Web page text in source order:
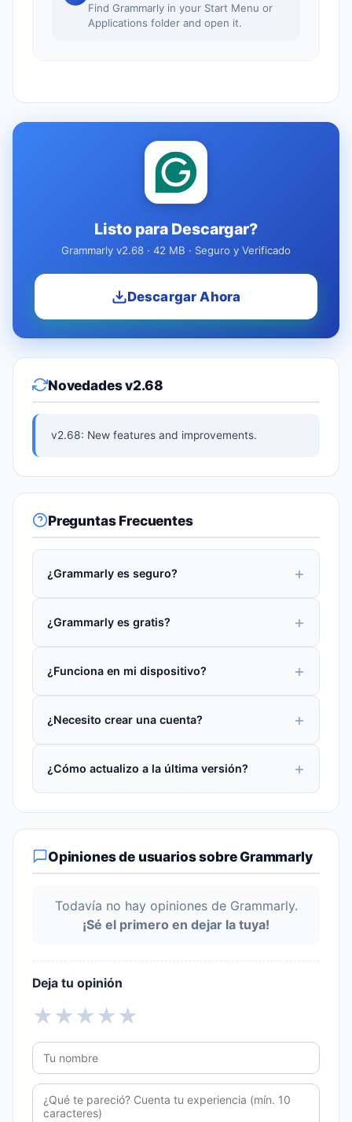
Find Grammarly in your Start Menu or
Applications folder and open it.
Listo para Descargar?
Grammarly v2.68 · 42 MB · Seguro y Verificado
Descargar Ahora
Novedades v2.68
v2.68: New features and improvements.
Preguntas Frecuentes
¿Grammarly es seguro?
¿Grammarly es gratis?
¿Funciona en mi dispositivo?
¿Necesito crear una cuenta?
¿Cómo actualizo a la última versión?
Opiniones de usuarios sobre Grammarly
Todavía no hay opiniones de Grammarly.
¡Sé el primero en dejar la tuya!
Deja tu opinión
★
★
★
★
★